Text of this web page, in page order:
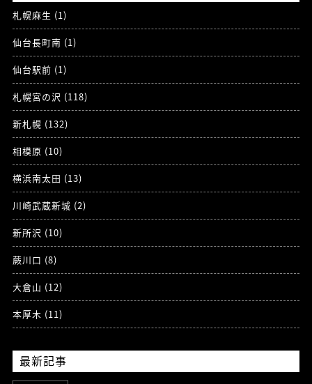
札幌麻生 (1)
仙台長町南 (1)
仙台駅前 (1)
札幌宮の沢 (118)
新札幌 (132)
相模原 (10)
横浜南太田 (13)
川崎武蔵新城 (2)
新所沢 (10)
蕨川口 (8)
大倉山 (12)
本厚木 (11)
最新記事